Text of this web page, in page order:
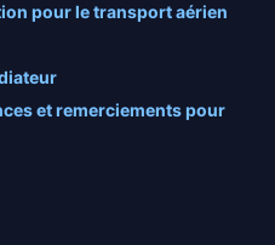
pour le transport aérien
et remerciements pour